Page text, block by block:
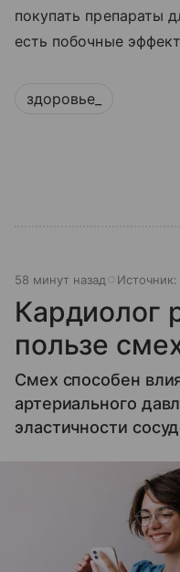
покупать препараты
есть побочные
здоровье_
58 минут назад Источник:
Кардиолог
пользе
Смех способен
артериального
эластичности